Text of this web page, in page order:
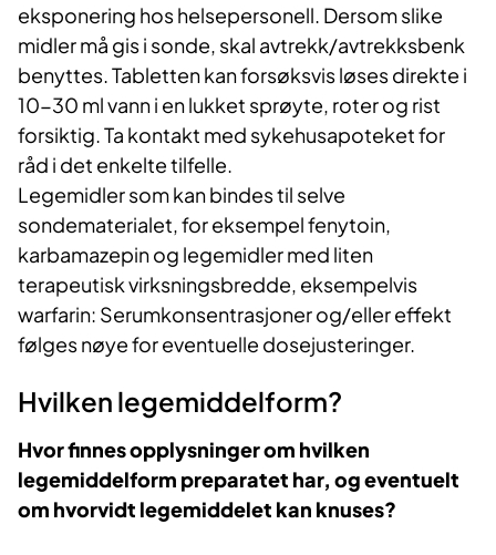
eksponering hos helsepersonell. Dersom slike
midler må gis i sonde, skal avtrekk/avtrekksbenk
benyttes. Tabletten kan forsøksvis løses direkte i
10-30 ml vann i en lukket sprøyte, roter og rist
forsiktig. Ta kontakt med sykehusapoteket for
råd i det enkelte tilfelle.
Legemidler som kan bindes til selve
sondematerialet, for eksempel fenytoin,
karbamazepin og legemidler med liten
terapeutisk virksningsbredde, eksempelvis
warfarin: Serumkonsentrasjoner og/eller effekt
følges nøye for eventuelle dosejusteringer.
Hvilken legemiddelform?
Hvor finnes opplysninger om hvilken
legemiddelform preparatet har, og eventuelt
om hvorvidt legemiddelet kan knuses?